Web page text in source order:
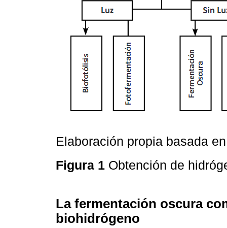
Elaboración propia basada
Figura 1 Obtención de
La fermentación oscura
biohidrógeno